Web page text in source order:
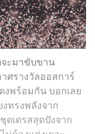
ะมาขับขาน
ศรางวัลออสการ์
พร้อมกัน บอกเลย
ทรงพลังจาก
ดเดรสสุดปังจาก